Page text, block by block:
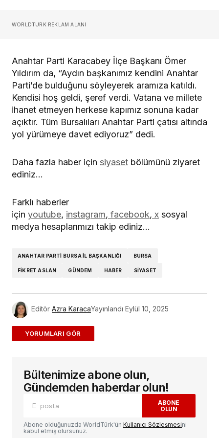
WORLDTURK REKLAM ALANI
Anahtar Parti Karacabey İlçe Başkanı Ömer
Yıldırım da, “Aydın başkanımız kendini Anahtar
Parti’de bulduğunu söyleyerek aramıza katıldı.
Kendisi hoş geldi, şeref verdi. Vatana ve millete
ihanet etmeyen herkese kapımız sonuna kadar
açıktır. Tüm Bursalıları Anahtar Parti çatısı altında
yol yürümeye davet ediyoruz” dedi.
Daha fazla haber için siyaset bölümünü ziyaret
ediniz…
Farklı haberler
için youtube, instagram, facebook, x sosyal
medya hesaplarımızı takip ediniz…
ANAHTAR PARTI BURSA IL BAŞKANLIĞI BURSA
FIKRET ASLAN GÜNDEM HABER SIYASET
Editör Azra KaracaYayınlandı Eylül 10, 2025
ADD A COMMENT
E-posta adresiniz yayınlanmayacak.
alanlar*ile işaretlenmişlerdir
Yorum
Bültenimize abone olun,
Gündemden haberdar olun!
ABONE
OLUN
Abone olduğunuzda WorldTürk'ün Kullanıcı Sözleşmesini
kabul etmiş olursunuz.